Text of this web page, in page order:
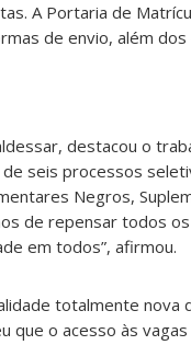
A Portaria de
de envio, além
destacou o
seis processos
Negros,
de repensar todos
em todos”, afirmou.
totalmente nova
que o acesso às